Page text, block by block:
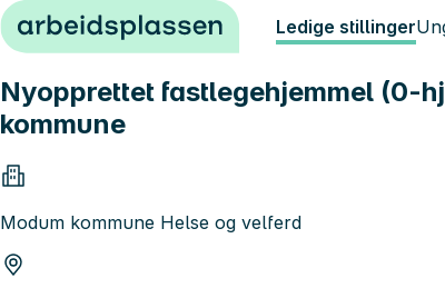
Hopp til innhold Ledige stillinger
Nyopprettet fastlegehjemmel (0-
kommune
Modum kommune Helse og velferd